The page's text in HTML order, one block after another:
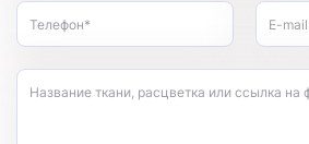
Телефон* E-mail
Название ткани, расцветка или ссылка на